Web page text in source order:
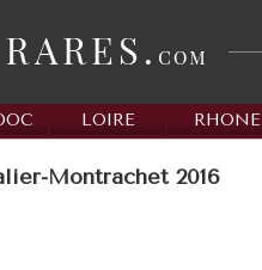
LOIRE RHONE
Montrachet 2016